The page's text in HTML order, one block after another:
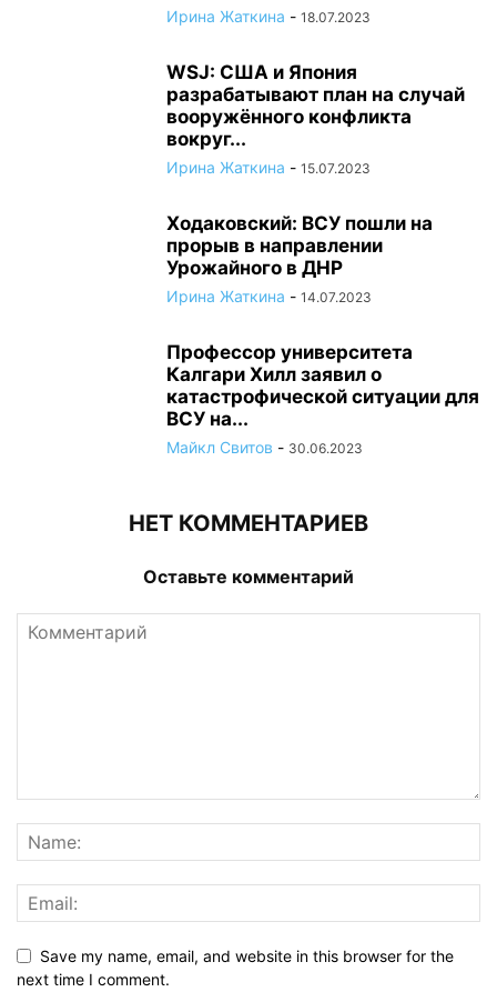
Ирина Жаткина - 18.07.2023
WSJ: США и Япония
разрабатывают план на случай
вооружённого конфликта
вокруг...
Ирина Жаткина - 15.07.2023
Ходаковский: ВСУ пошли на
прорыв в направлении
Урожайного в ДНР
Ирина Жаткина - 14.07.2023
Профессор университета
Калгари Хилл заявил о
катастрофической ситуации для
ВСУ на...
Майкл Свитов - 30.06.2023
НЕТ КОММЕНТАРИЕВ
Оставьте комментарий
Save my name, email, and website in this browser for the
next time I comment.